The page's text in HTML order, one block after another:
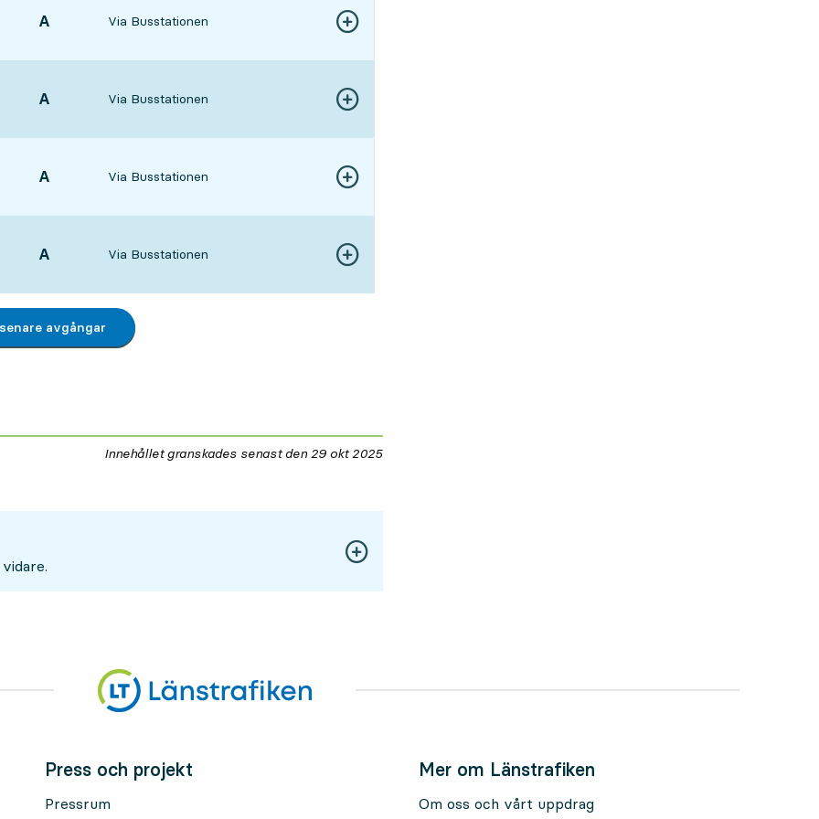
LÄGE,
A Via Busstationen Visa fler detaljer
LÄGE,
A Via Busstationen Visa fler detaljer
LÄGE,
A Via Busstationen Visa fler detaljer
LÄGE,
A Via Busstationen Visa fler detaljer
avgångar
Innehållet granskades senast den 29 okt 2025
Press och projekt
Pressrum
Mer om Länstrafiken
Om oss och vårt uppdrag